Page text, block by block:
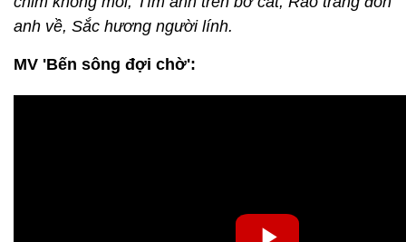
anh về, Sắc hương người lính.
MV 'Bến sông đợi chờ':